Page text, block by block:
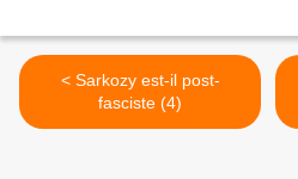
< Sarkozy est-il post-
fasciste (4)